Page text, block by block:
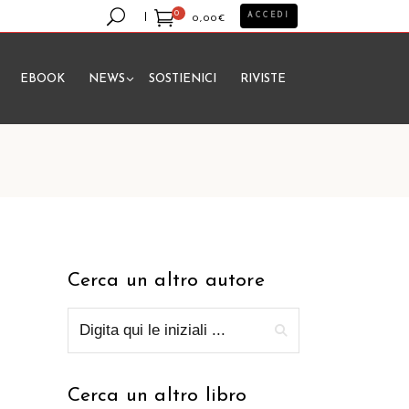
0
0,00€
prodotto nel carrello.
ACCEDI
EBOOK NEWS SOSTIENICI RIVISTE
Cerca un altro autore
Cerca un altro libro